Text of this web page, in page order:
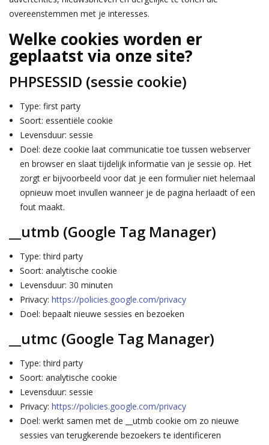
overeenstemmen met je interesses.
Welke cookies worden er
geplaatst via onze site?
PHPSESSID​ (sessie cookie)
Type: first party
Soort: essentiële cookie
Levensduur: sessie
Doel: deze cookie laat communicatie toe tussen webserver
en browser en slaat tijdelijk informatie van je sessie op. Het
zorgt er bijvoorbeeld voor dat je een formulier niet helemaal
opnieuw moet invullen wanneer je de pagina herlaadt of een
fout maakt.
__utmb (Google Tag Manager)
Type: third party
Soort: analytische cookie
­Levensduur: 30 minuten
Privacy: https://policies.google.com/privacy
Doel: bepaalt nieuwe sessies en bezoeken
​​__utmc (Google Tag Manager)
Type: third party
Soort: analytische cookie
Levensduur: sessie
Privacy: https://policies.google.com/privacy
Doel: werkt samen met de __utmb cookie om zo nieuwe
sessies van terugkerende bezoekers te identificeren